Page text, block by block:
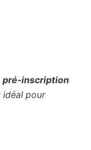
pré-inscription
idéal pour